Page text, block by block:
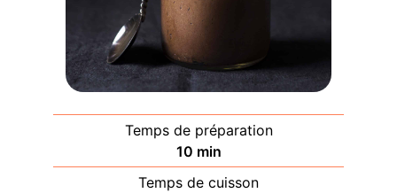
Temps de préparation
10minutes
min
Temps de cuisson